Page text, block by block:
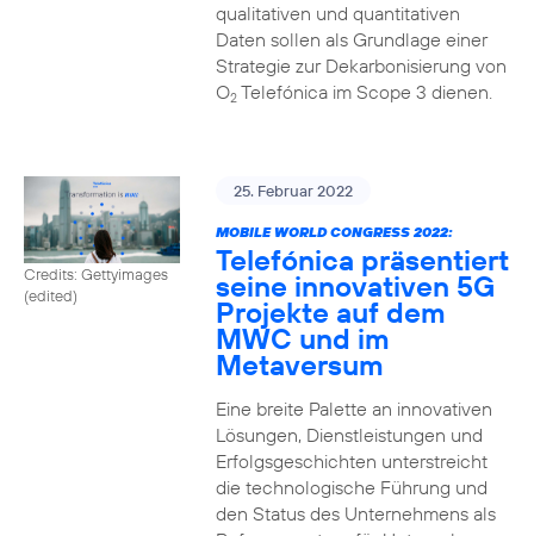
qualitativen und quantitativen
Daten sollen als Grundlage einer
Strategie zur Dekarbonisierung von
O2Telefónica im Scope 3 dienen.
Credits: Gettyimages
(edited)
25. Februar 2022
MOBILE WORLD CONGRESS 2022:
Telefónica präsentiert
seine innovativen 5G
Projekte auf dem
MWC und im
Metaversum
Eine breite Palette an innovativen
Lösungen, Dienstleistungen und
Erfolgsgeschichten unterstreicht
die technologische Führung und
den Status des Unternehmens als